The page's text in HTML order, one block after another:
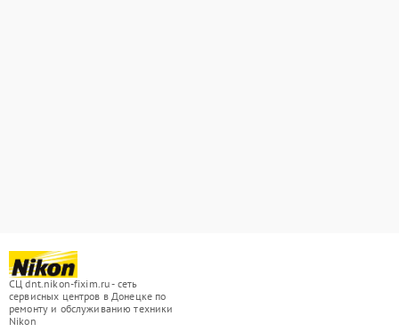
СЦ dnt.nikon-fixim.ru - сеть
сервисных центров в Донецке по
ремонту и обслуживанию техники
Nikon